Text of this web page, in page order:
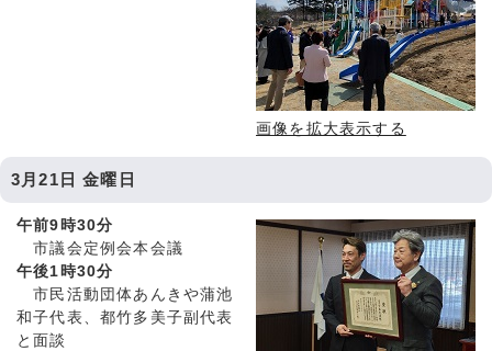
画像を拡大表示する
3月21日 金曜日
午前9時30分
市議会定例会本会議
午後1時30分
市民活動団体あんきや蒲池
和子代表、都竹多美子副代表
と面談